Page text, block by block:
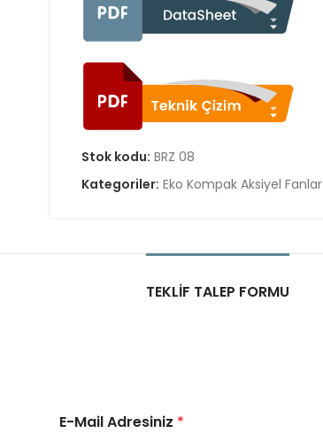
Stok kodu: BRZ 08
Kategoriler: Eko Kompak Aksiyel Fanlar
TEKLIF TALEP FORMU
E-Mail Adresiniz *